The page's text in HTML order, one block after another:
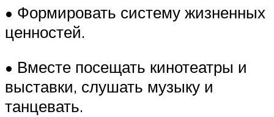
• Формировать систему жизненных
ценностей.
• Вместе посещать кинотеатры и
выставки, слушать музыку и
танцевать.